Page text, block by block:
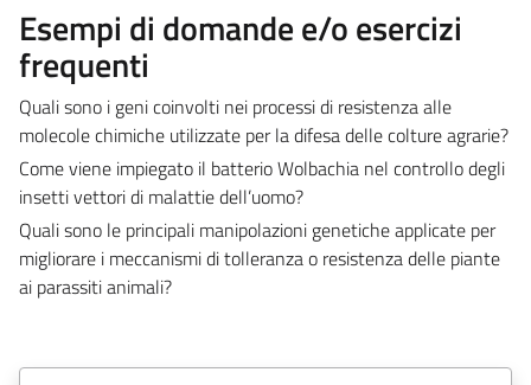
Esempi di domande e/o esercizi
frequenti
Quali sono i geni coinvolti nei processi di resistenza alle
molecole chimiche utilizzate per la difesa delle colture agrarie?
Come viene impiegato il batterio Wolbachia nel controllo degli
insetti vettori di malattie dell’uomo?
Quali sono le principali manipolazioni genetiche applicate per
migliorare i meccanismi di tolleranza o resistenza delle piante
ai parassiti animali?